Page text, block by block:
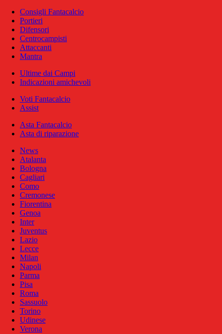
Consigli Fantacalcio
Portieri
Difensori
Centrocampisti
Attaccanti
Mantra
Ultime dai Campi
Indicazioni amichevoli
Voti Fantacalcio
Assist
Asta Fantacalcio
Asta di riparazione
News
Atalanta
Bologna
Cagliari
Como
Cremonese
Fiorentina
Genoa
Inter
Juventus
Lazio
Lecce
Milan
Napoli
Parma
Pisa
Roma
Sassuolo
Torino
Udinese
Verona